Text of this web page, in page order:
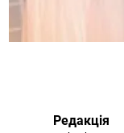
Редакція